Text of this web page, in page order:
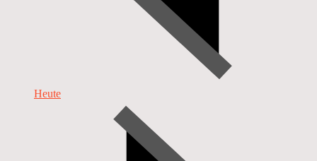
Heute